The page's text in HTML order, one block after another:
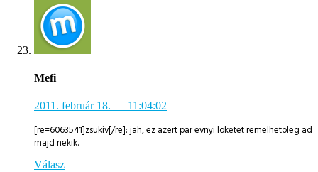
Mefi
2011. február 18. — 11:04:02
[re=6063541]zsukiv[/re]: jah, ez azert par evnyi loketet remelhetoleg ad
majd nekik.
Válasz